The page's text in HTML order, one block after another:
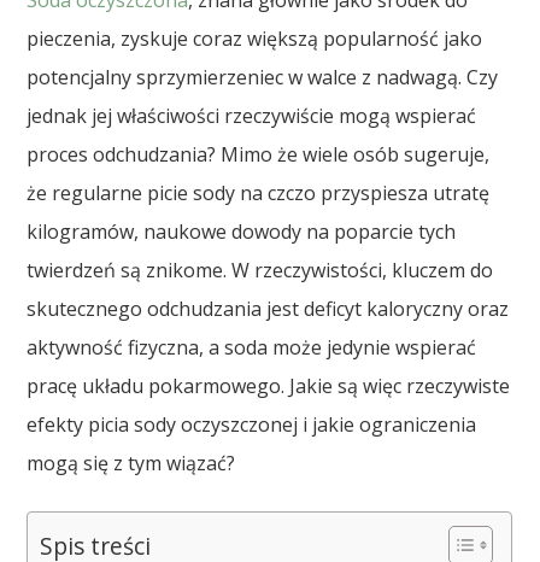
pieczenia, zyskuje coraz większą popularność jako
potencjalny sprzymierzeniec w walce z nadwagą. Czy
jednak jej właściwości rzeczywiście mogą wspierać
proces odchudzania? Mimo że wiele osób sugeruje,
że regularne picie sody na czczo przyspiesza utratę
kilogramów, naukowe dowody na poparcie tych
twierdzeń są znikome. W rzeczywistości, kluczem do
skutecznego odchudzania jest deficyt kaloryczny oraz
aktywność fizyczna, a soda może jedynie wspierać
pracę układu pokarmowego. Jakie są więc rzeczywiste
efekty picia sody oczyszczonej i jakie ograniczenia
mogą się z tym wiązać?
Spis treści